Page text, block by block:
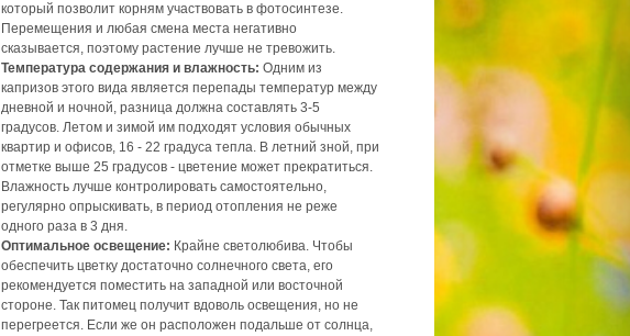
который позволит корням участвовать в фотосинтезе.
Перемещения и любая смена места негативно
сказывается, поэтому растение лучше не тревожить.
Температура содержания и влажность: Одним из
капризов этого вида является перепады температур между
дневной и ночной, разница должна составлять 3-5
градусов. Летом и зимой им подходят условия обычных
квартир и офисов, 16 - 22 градуса тепла. В летний зной, при
отметке выше 25 градусов - цветение может прекратиться.
Влажность лучше контролировать самостоятельно,
регулярно опрыскивать, в период отопления не реже
одного раза в 3 дня.
Оптимальное освещение: Крайне светолюбива. Чтобы
обеспечить цветку достаточно солнечного света, его
рекомендуется поместить на западной или восточной
стороне. Так питомец получит вдоволь освещения, но не
перегреется. Если же он расположен подальше от солнца,